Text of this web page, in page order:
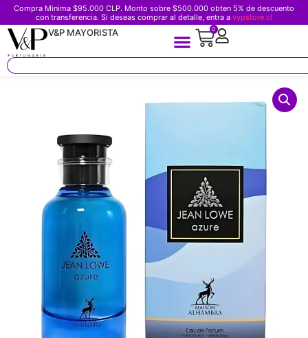
Compra Minima $95.000 CLP. Monto sobre $500.000 obten 5% de descuento
con transferencia. Si deseas comprar al detalle, entra a vypstore.cl
V&P MAYORISTA 0